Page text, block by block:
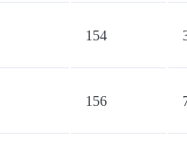
154
156